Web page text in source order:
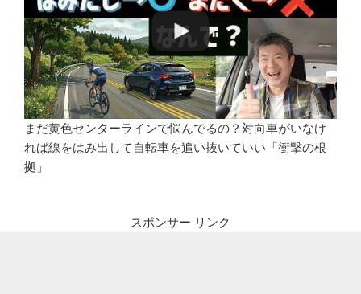
まだ黄色センターラインで悩んでるの？対向車がいなけ
れば線をはみ出して自転車を追い抜いていい「衝撃の根
拠」
スポンサー リンク